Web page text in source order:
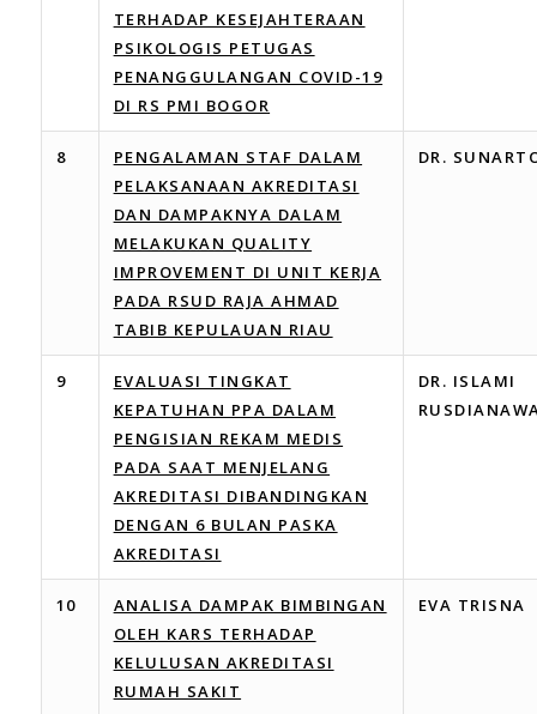
TERHADAP KESEJAHTERAAN
PSIKOLOGIS PETUGAS
PENANGGULANGAN COVID-19
DI RS PMI BOGOR
8
PENGALAMAN STAF DALAM
PELAKSANAAN AKREDITASI
DAN DAMPAKNYA DALAM
MELAKUKAN QUALITY
IMPROVEMENT DI UNIT KERJA
PADA RSUD RAJA AHMAD
TABIB KEPULAUAN RIAU
DR.
9
EVALUASI TINGKAT
KEPATUHAN PPA DALAM
PENGISIAN REKAM MEDIS
PADA SAAT MENJELANG
AKREDITASI DIBANDINGKAN
DENGAN 6 BULAN PASKA
AKREDITASI
DR. ISLAMI
10
ANALISA DAMPAK BIMBINGAN
OLEH KARS TERHADAP
KELULUSAN AKREDITASI
RUMAH SAKIT
EVA TRISNA